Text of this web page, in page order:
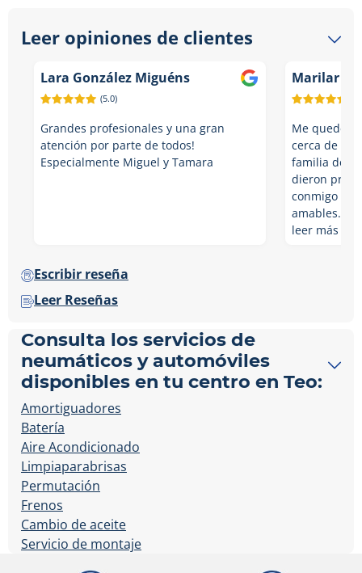
Leer opiniones de clientes
Lara González Miguéns
(5.0)
Grandes profesionales y una gran
atención por parte de todos!
Especialmente Miguel y Tamara
Marilar
Me quedé
cerca de
familia de
dieron
conmigo
amables. T…
leer más
Escribir reseña
Leer Reseñas
Consulta los servicios de
neumáticos y automóviles
disponibles en tu centro en Teo:
Amortiguadores
Batería
Aire Acondicionado
Limpiaparabrisas
Permutación
Frenos
Cambio de aceite
Servicio de montaje